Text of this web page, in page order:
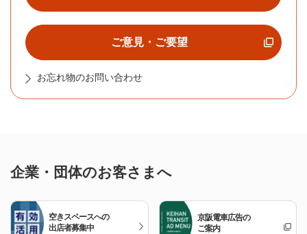
ご意見・ご要望
お忘れ物のお問い合わせ
企業・団体のお客さまへ
空きスペースへの
出店者募集中
京阪電車広告の
ご案内